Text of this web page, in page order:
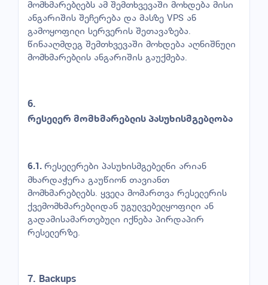
მომხმარებლებს ამ შემთხვევაში მოხდება მისი
ანგარიშის შეჩერება და მასზე VPS ან
გამოყოფილი სერვერის შეთავაზება.
წინააღმდეგ შემთხვევაში მოხდება აღნიშნული
მომხმარებლის ანგარიშის გაუქმება.
6.
რესელერ მომხმარებლის პასუხისმგებლობა
6.1. რესელერები პასუხისმგებელნი არიან
მხარდაჭერა გაუწიონ თავიანთ
მომხმარებლებს. ყველა მომართვა რესელერის
ქვემომხმარებლიდან უგულვებელყოფილი ან
გადამისამართებული იქნება პირდაპირ
რესელერზე.
7. Backups